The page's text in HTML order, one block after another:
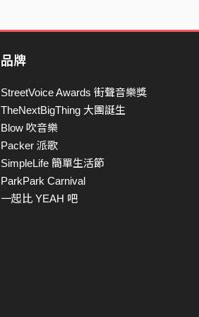
品牌
StreetVoice Awards 街聲音樂獎
TheNextBigThing 大團誕生
Blow 吹音樂
Packer 派歌
SimpleLife 簡單生活節
ParkPark Carnival
一起比 YEAH 吧